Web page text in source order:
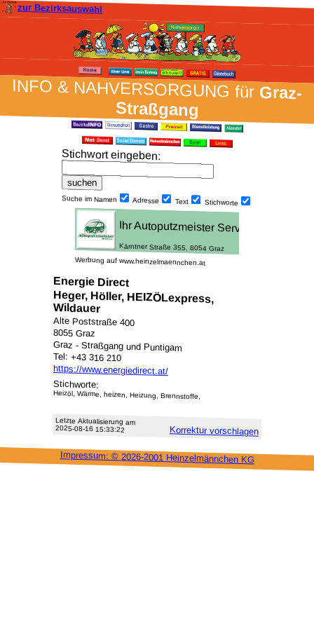
zur Bezirksauswahl
INFO & NAH­VER­SORG­UNG fürGraz-
Straßgang
Stich­wort ein­geben:
Suche im Namen Adresse Text Stich­worte
Werbung auf www.heinzelmaennchen.at
Energie Direct
Heger, Höller, HEIZÖLexpress,
Wildauer
Alte Poststraße 400
8055 Graz
Graz - Straßgang und Puntigam
Tel: +43 316 210
https://www.energiedirect.at/
Stichworte:
Heizöl, Wärme, heizen, Heizung, Brennstoffe,
Letzte Aktu­alisie­rung am
2025-08-16 15:33:22 Korrektur vor­schlagen
Impressum: © 2026-2001 Heinzel­männchen KG